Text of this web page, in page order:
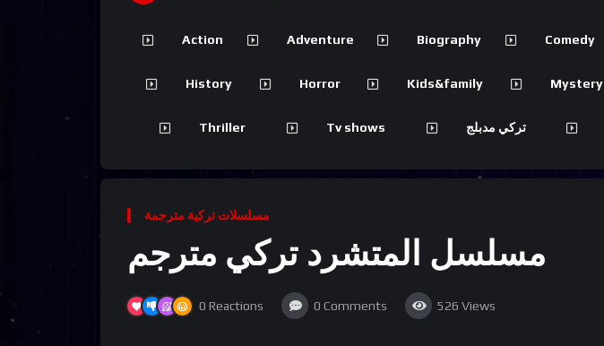
مسلسلات تركية مترجمة
مسلسل المتشرد تركي مترجم
0 Reactions 0 Comments 526 Views
Action Adventure Biography Comedy
History Horror Kids&family Mystery
Thriller Tv shows تركي مدبلج